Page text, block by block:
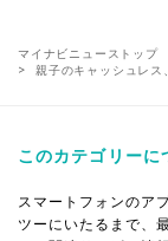
マイナビニューストップ
親子のキャッシュレス
このカテゴリーに
スマートフォンのア
ツーにいたるまで、